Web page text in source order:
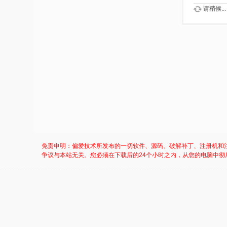
请稍候...
免责申明：偏爱技术所发布的一切软件、源码、破解补丁、注册机
争议与本站无关。您必须在下载后的24个小时之内，从您的电脑中